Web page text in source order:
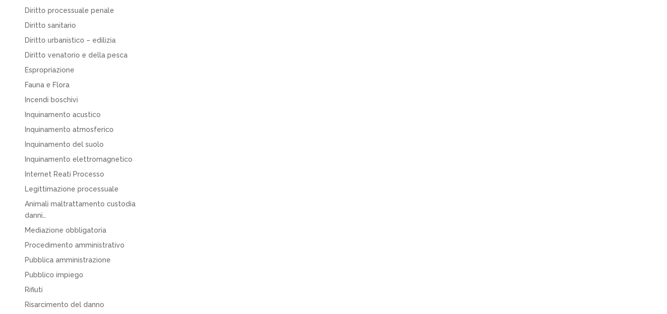
Diritto processuale penale
Diritto sanitario
Diritto urbanistico – edilizia
Diritto venatorio e della pesca
Espropriazione
Fauna e Flora
Incendi boschivi
Inquinamento acustico
Inquinamento atmosferico
Inquinamento del suolo
Inquinamento elettromagnetico
Internet Reati Processo
Legittimazione processuale
Animali maltrattamento custodia
danni…
Mediazione obbligatoria
Procedimento amministrativo
Pubblica amministrazione
Pubblico impiego
Rifiuti
Risarcimento del danno